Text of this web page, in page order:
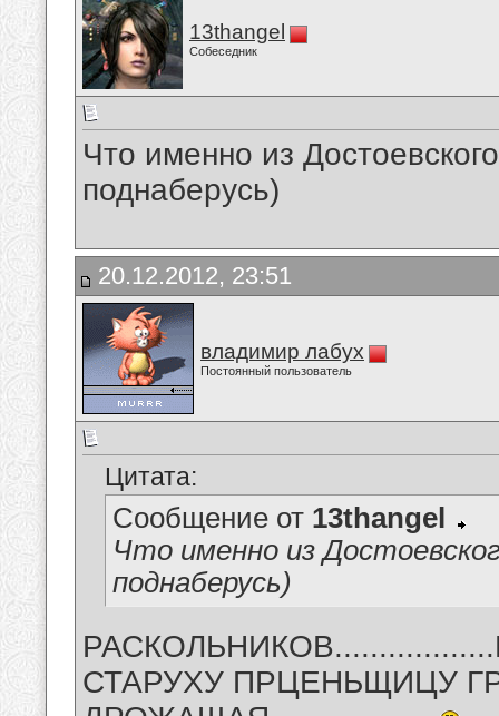
13thangel
Собеседник
Что именно из
поднаберусь)
20.12.2012, 23:51
владимир лабух
Постоянный пользователь
Цитата:
Сообщение от 13thangel
Что именно из
поднаберусь)
СТАРУХУ ПРЦЕНЬЩИЦУ